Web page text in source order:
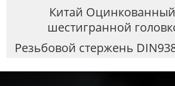
Китай Оцинкованный
шестигранной
Резьбовой стержень